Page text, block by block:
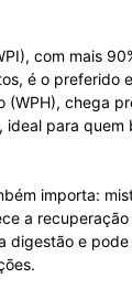
com mais
é o preferido
(WPH), chega
ideal para
importa:
a
digestão e